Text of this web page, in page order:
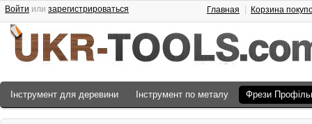
Войти или зарегистрироваться Главная Корзина
Інструмент для деревини Інструмент по металу Фрези